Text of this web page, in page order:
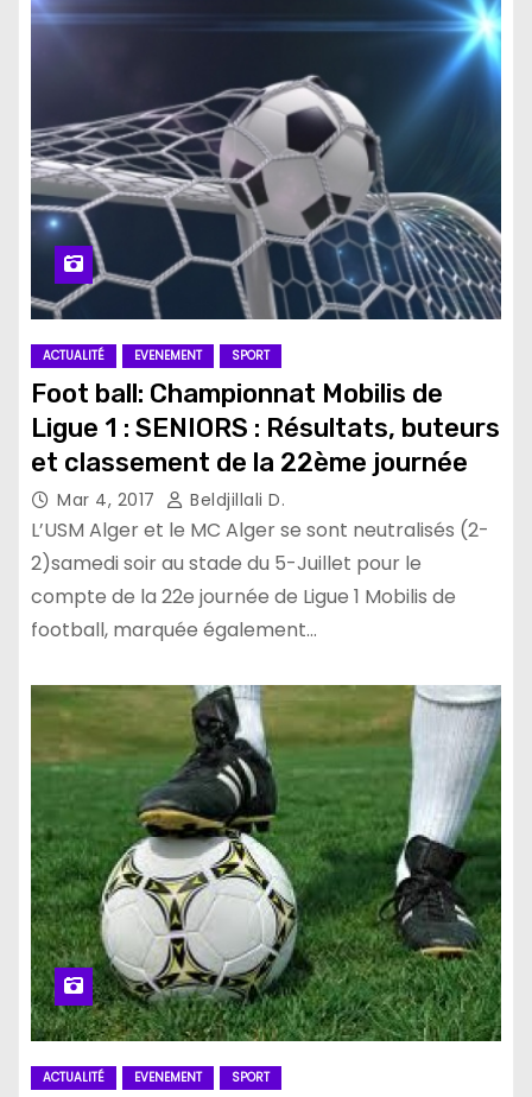
ACTUALITÉ EVENEMENT SPORT
Foot ball: Championnat Mobilis de
Ligue 1 : SENIORS : Résultats, buteurs
et classement de la 22ème journée
Mar 4, 2017 Beldjillali D.
L’USM Alger et le MC Alger se sont neutralisés (2-
2)samedi soir au stade du 5-Juillet pour le
compte de la 22e journée de Ligue 1 Mobilis de
football, marquée également…
ACTUALITÉ EVENEMENT SPORT